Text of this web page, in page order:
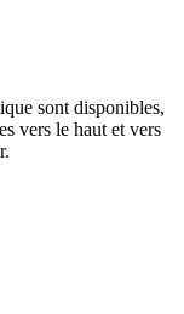
sont disponibles,
vers le haut et vers